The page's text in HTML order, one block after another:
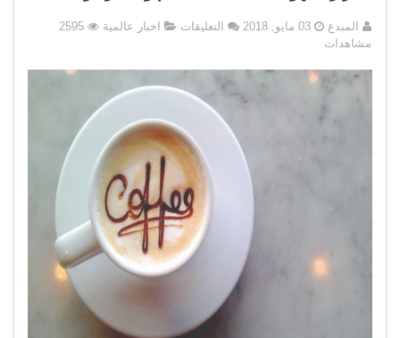
المبدع 03 مايو, 2018 التعليقات على
صحة
والبشرة
والاطفال
مغلقة
اخبار عالمية
2595
مشاهدات